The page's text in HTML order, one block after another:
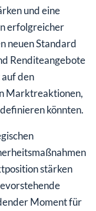
und eine
erfolgreicher
neuen Standard
Renditeangebote
den
Marktreaktionen,
könnten.
stärken
Moment für